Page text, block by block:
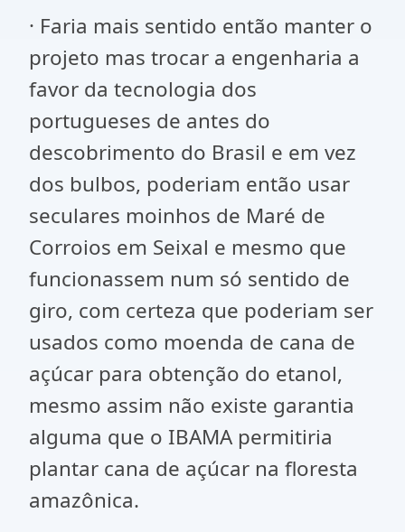
· Faria mais sentido então manter o
projeto mas trocar a engenharia a
favor da tecnologia dos
portugueses de antes do
descobrimento do Brasil e em vez
dos bulbos, poderiam então usar
seculares moinhos de Maré de
Corroios em Seixal e mesmo que
funcionassem num só sentido de
giro, com certeza que poderiam ser
usados como moenda de cana de
açúcar para obtenção do etanol,
mesmo assim não existe garantia
alguma que o IBAMA permitiria
plantar cana de açúcar na floresta
amazônica.